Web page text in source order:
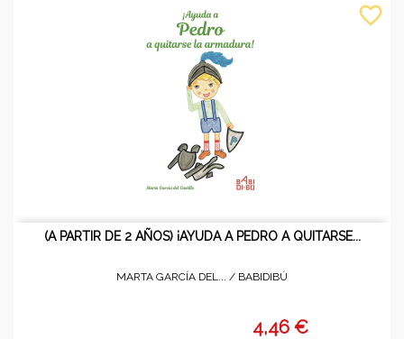
(A PARTIR DE 2 AÑOS) ¡AYUDA A PEDRO A QUITARSE...
MARTA GARCÍA DEL... / BABIDIBÚ
4,46 €
favorite_border